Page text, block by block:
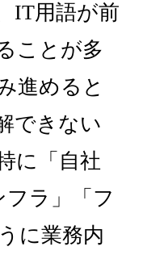
IT用語が前
ことが多
進めると
できない
に「自社
フラ」「フ
に業務内